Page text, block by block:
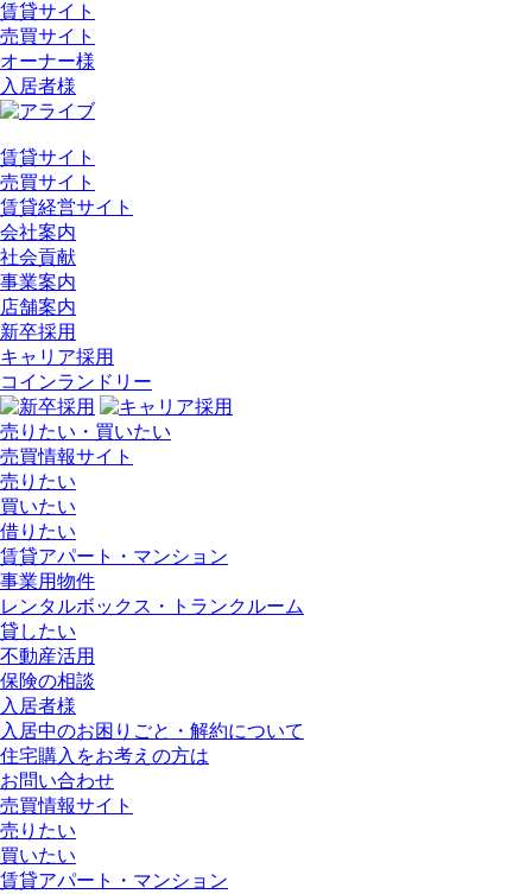
賃貸サイト
売買サイト
オーナー様
入居者様
賃貸サイト
売買サイト
賃貸経営サイト
会社案内
社会貢献
事業案内
店舗案内
新卒採用
キャリア採用
コインランドリー
売りたい・買いたい
売買情報サイト
売りたい
買いたい
借りたい
賃貸アパート・マンション
事業用物件
レンタルボックス・トランクルーム
貸したい
不動産活用
保険の相談
入居者様
入居中のお困りごと・解約について
住宅購入をお考えの方は
お問い合わせ
売買情報サイト
売りたい
買いたい
賃貸アパート・マンション